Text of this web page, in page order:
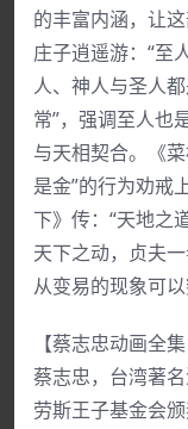
的丰富内涵，让
庄子逍遥游：“至
人、神人与圣人
常”，强调至人也
与天相契合。《
是金”的行为劝戒
下》传：“天地之
天下之动，贞夫
从变易的现象可
【蔡志忠动画全
蔡志忠，台湾著
劳斯王子基金会